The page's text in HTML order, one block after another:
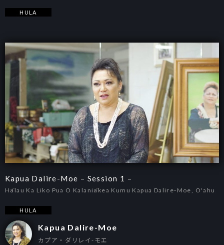
HULA
Kapua Dalire-Moe – Session 1 –
Hālau Ka Liko Pua O Kalaniākea Kumu Kapua Dalire-Moe, O'ahu
HULA
Kapua Dalire-Moe
カプア・ダリレイ-モエ